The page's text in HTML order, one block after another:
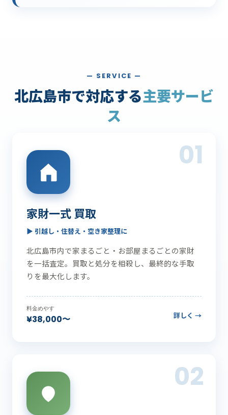
— SERVICE —
北広島市で対応する主要サービ
ス
01
家財一式 買取
▶ 引越し・住替え・空き家整理に
北広島市内で家まるごと・お部屋まるごとの家財
を一括査定。買取と処分を相殺し、最終的な手取
りを最大化します。
料金めやす
¥38,000〜 詳しく →
02